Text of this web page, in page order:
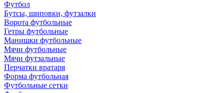
Футбол
Бутсы, шиповки, футзалки
Ворота футбольные
Гетры футбольные
Манишки футбольные
Мячи футбольные
Мячи футзальные
Перчатки вратаря
Форма футбольная
Футбольные сетки